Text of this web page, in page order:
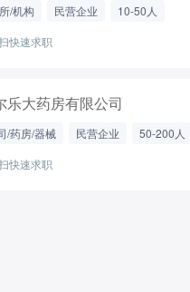
/机构 民营企业 10-50人
快速求职
乐大药房有限公司
/药房/器械 民营企业 50-200人
快速求职